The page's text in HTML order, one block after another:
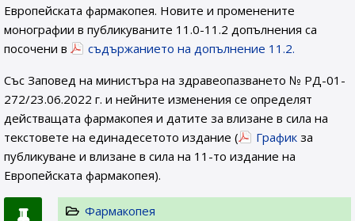
Европейската фармакопея. Новите и променените
монографии в публикуваните 11.0-11.2 допълнения са
посочени в
съдържанието на допълнение 11.2.
Със Заповед на министъра на здравеопазването № РД-01-
272/23.06.2022 г. и нейните изменения се определят
действащата фармакопея и датите за влизане в сила на
текстовете на единадесетото издание (
График за
публикуване и влизане в сила на 11-то издание на
Европейската фармакопея).
Фармакопея